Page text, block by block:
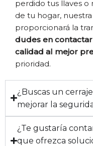
perdido tus llaves o
de tu hogar,
proporcionará la
dudes en
calidad al mejor
prioridad.
¿Buscas un
mejorar la
¿Te gustaría
que ofrezca